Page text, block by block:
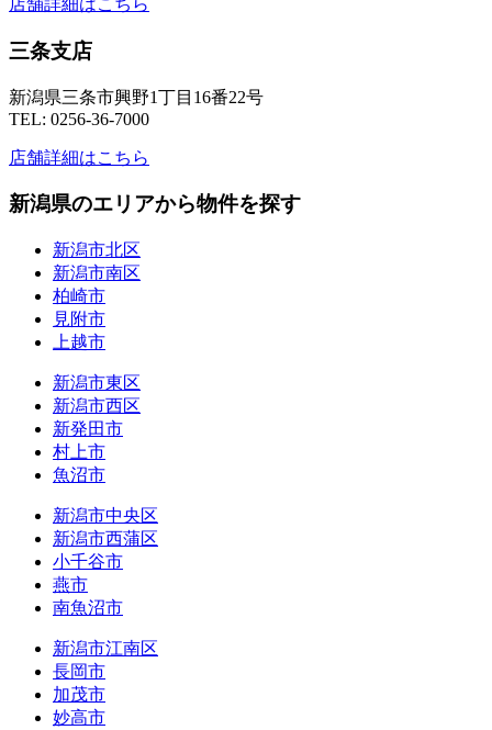
店舗詳細はこちら
三条支店
新潟県三条市興野1丁目16番22号
TEL: 0256-36-7000
店舗詳細はこちら
新潟県のエリアから物件を探す
新潟市北区
新潟市南区
柏崎市
見附市
上越市
新潟市東区
新潟市西区
新発田市
村上市
魚沼市
新潟市中央区
新潟市西蒲区
小千谷市
燕市
南魚沼市
新潟市江南区
長岡市
加茂市
妙高市